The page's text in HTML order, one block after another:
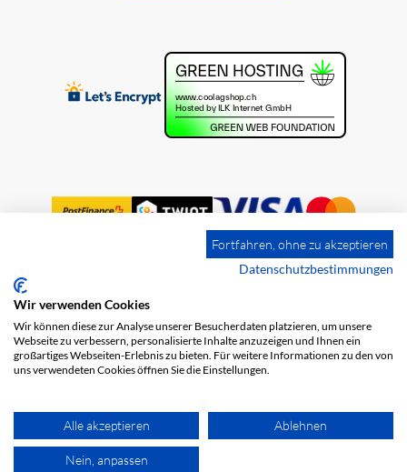
Impressum
Datenschutz
© 2026 COOL AG. Alle Rechte vorbehalten.
Fortfahren, ohne zu akzeptieren
Datenschutzbestimmungen
Wir verwenden Cookies
Wir können diese zur Analyse unserer Besucherdaten platzieren, um unsere
Webseite zu verbessern, personalisierte Inhalte anzuzeigen und Ihnen ein
großartiges Webseiten-Erlebnis zu bieten. Für weitere Informationen zu den von
uns verwendeten Cookies öffnen Sie die Einstellungen.
Alle akzeptieren Ablehnen
Nein, anpassen